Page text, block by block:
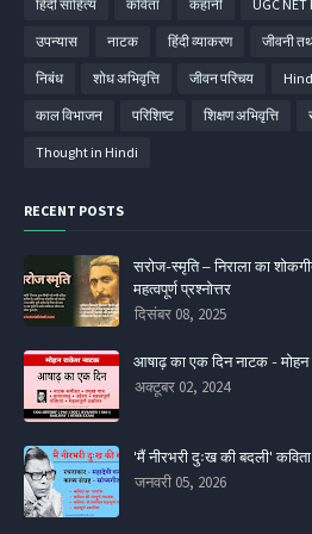
हिंदी साहित्‍य कविता कहानी UGC NET
उपन्‍यास नाटक हिंदी व्‍याकरण जीवनी
निबंध शोध अभिवृत्ति जीवन परिचय
काल विभाजन परिशिष्‍ट शिक्षण अभिवृत्ति
Thought in Hindi
RECENT POSTS
सरोज-स्मृति – निराला का
महत्वपूर्ण प्रश्नोत्तर
दिसंबर 08, 2025
आषाढ़ का एक दिन नाटक -
अक्टूबर 02, 2024
'मैं नीरभरी दुःख की बदली' कविता
जनवरी 05, 2026